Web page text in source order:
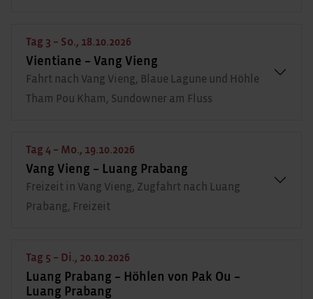
Tag 3 – So., 18.10.2026
Vientiane – Vang Vieng
Fahrt nach Vang Vieng, Blaue Lagune und Höhle
Tham Pou Kham, Sundowner am Fluss
Tag 4 – Mo., 19.10.2026
Vang Vieng – Luang Prabang
Freizeit in Vang Vieng, Zugfahrt nach Luang
Prabang, Freizeit
Tag 5 – Di., 20.10.2026
Luang Prabang – Höhlen von Pak Ou –
Luang Prabang